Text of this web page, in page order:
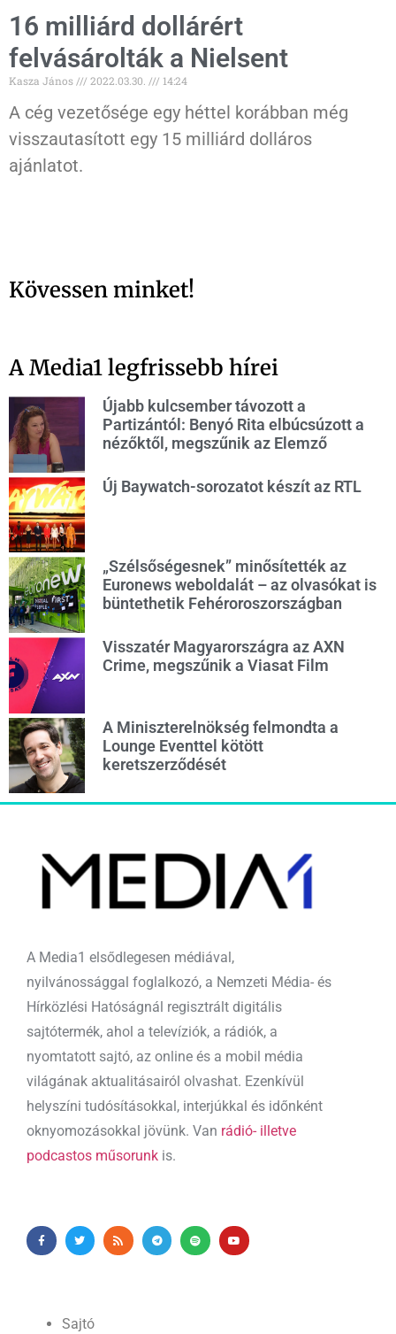
16 milliárd dollárért
felvásárolták a Nielsent
Kasza János 2022.03.30. 14:24
A cég vezetősége egy héttel korábban még
visszautasított egy 15 milliárd dolláros
ajánlatot.
Kövessen minket!
A Media1 legfrissebb hírei
Újabb kulcsember távozott a
Partizántól: Benyó Rita elbúcsúzott a
nézőktől, megszűnik az Elemző
Új Baywatch-sorozatot készít az RTL
„Szélsőségesnek” minősítették az
Euronews weboldalát – az olvasókat is
büntethetik Fehéroroszországban
Visszatér Magyarországra az AXN
Crime, megszűnik a Viasat Film
A Miniszterelnökség felmondta a
Lounge Eventtel kötött
keretszerződését
A Media1 elsődlegesen médiával,
nyilvánossággal foglalkozó, a Nemzeti Média- és
Hírközlési Hatóságnál regisztrált digitális
sajtótermék, ahol a televíziók, a rádiók, a
nyomtatott sajtó, az online és a mobil média
világának aktualitásairól olvashat. Ezenkívül
helyszíni tudósításokkal, interjúkkal és időnként
oknyomozásokkal jövünk. Van rádió- illetve
podcastos műsorunk is.
Sajtó